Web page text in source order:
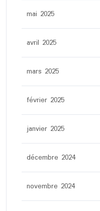
mai 2025
avril 2025
mars 2025
février 2025
janvier 2025
décembre 2024
novembre 2024